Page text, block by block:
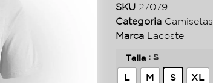
SKU 27079
Categoria Camisetas
Marca Lacoste
Talla : S
L M S XL